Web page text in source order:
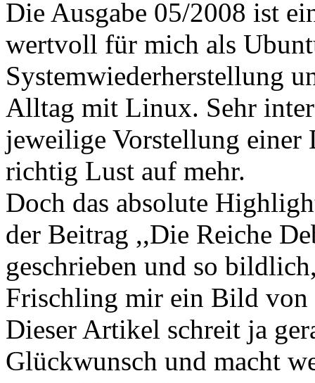
Die Ausgabe 05/2008 ist
wertvoll für mich als
Systemwiederherstellung
Alltag mit Linux. Sehr
jeweilige Vorstellung
richtig Lust auf mehr.
Doch das absolute
der Beitrag ,,Die Reiche
geschrieben und so
Frischling mir ein Bild von
Dieser Artikel schreit ja
Glückwunsch und macht